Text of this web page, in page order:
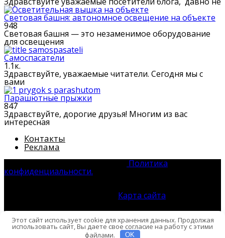
Световая башня: автономное освещение на объекте
948
Световая башня — это незаменимое оборудование
для освещения
Самоспасатели
1.1к.
Здравствуйте, уважаемые читатели. Сегодня мы с
вами
Парашютные прыжки
847
Здравствуйте, дорогие друзья! Многим из вас
интересная
Контакты
Реклама
Политика
конфиденциальности.
или частичное использование материала без согласия
Карта сайта
Этот сайт использует cookie для хранения данных. Продолжая
использовать сайт, Вы даете свое согласие на работу с этими
файлами.
OK